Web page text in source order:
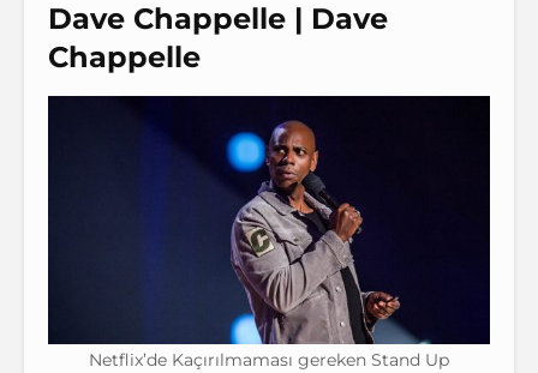
Dave Chappelle | Dave
Chappelle
Netflix’de Kaçırılmaması gereken Stand Up